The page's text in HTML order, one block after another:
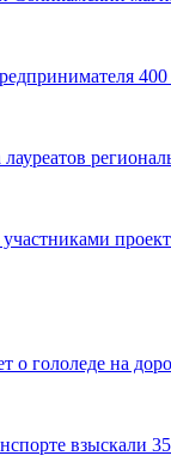
о гололеде на
взыскали